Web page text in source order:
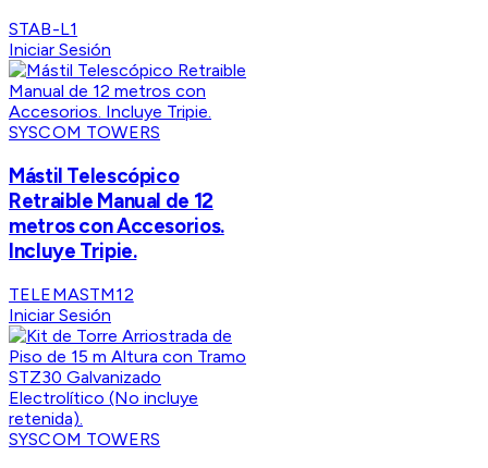
STAB-L1
Iniciar Sesión
SYSCOM TOWERS
Mástil Telescópico
Retraible Manual de 12
metros con Accesorios.
Incluye Tripie.
TELEMASTM12
Iniciar Sesión
SYSCOM TOWERS